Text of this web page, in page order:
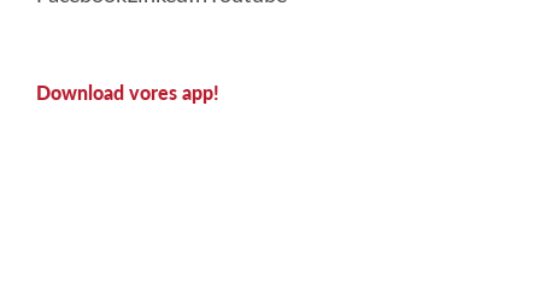
Download vores app!